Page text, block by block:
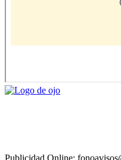
Publicidad Online: